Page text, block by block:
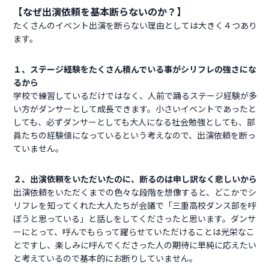
【なぜ出演依頼を基本断らないのか？】
たくさんのイベント出演を断らない理由としては大きく４つあり
ます。
１、ステージ経験をたくさん積んでいる事がシリフレの強さにな
るから
学校で練習しているだけではなく、人前で踊るステージ経験が多
い方がダンサーとして成長できます。小さいイベントであったと
しても、必ずダンサーとしても大人になる社会勉強としても、部
員たちの経験値になっているという考えなので、出演依頼を断っ
ていません。
２、出演依頼をいただいたのに、断るのは申し訳なく悲しいから
出演依頼をいただくまでの色々な段階を想像すると、どこかでシ
リフレを知ってくれた大人たちが会議で「三重高校ダンス部を呼
ぼうと思っている」と話しをしてくださったと思います。ダンサ
ーにとって、呼んでもらって躍らせていただけることは光栄なこ
とですし、楽しみに呼んでくださった人の期待に単純に応えたい
と考えているので基本的にお断りしていません。